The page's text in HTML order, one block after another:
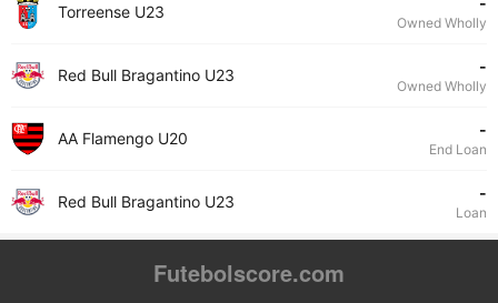
Torreense U23
Owned Wholly
Red Bull Bragantino U23 -
Owned Wholly
AA Flamengo U20 -
End Loan
Red Bull Bragantino U23 -
Loan
Futebolscore.com